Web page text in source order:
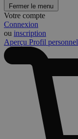
Fermer le menu
Votre compte
Connexion
ou inscription
Aperçu Profil personnel